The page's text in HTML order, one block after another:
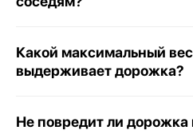
Какой максимальный
выдерживает дорожка?
Не повредит ли
Политика конфиденциальности
info@genau.kz
+7 708 372 7924
КОНТАКТЫ